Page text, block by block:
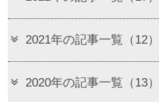
2021年の記事一覧（12）
2020年の記事一覧（13）